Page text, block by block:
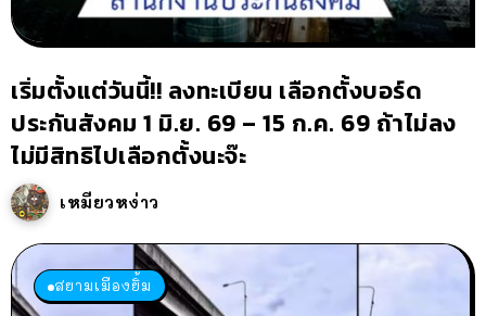
เริ่มตั้งแต่วันนี้!! ลงทะเบียน เลือกตั้งบอร์ด
ประกันสังคม 1 มิ.ย. 69 – 15 ก.ค. 69 ถ้าไม่ลง
ไม่มีสิทธิไปเลือกตั้งนะจ๊ะ
เหมียวหง่าว
สยามเมืองยิ้ม